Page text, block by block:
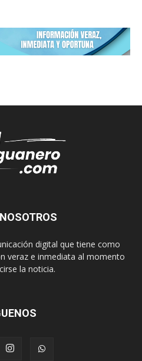
digital que tiene como
veraz e inmediata al momento
la noticia.